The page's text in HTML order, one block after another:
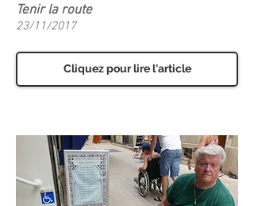
Tenir la route
23/11/2017
Cliquez pour lire l'article